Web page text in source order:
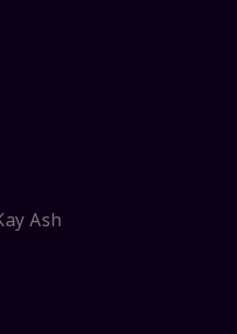
Ash